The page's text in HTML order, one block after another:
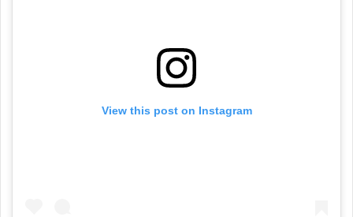
View this post on Instagram